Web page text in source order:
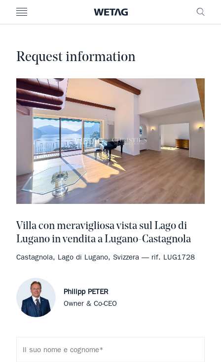
MENU
Request information
Villa con meravigliosa vista sul Lago di
Lugano in vendita a Lugano-Castagnola
Castagnola, Lago di Lugano, Svizzera — rif. LUG1728
Philipp PETER
Owner & Co-CEO